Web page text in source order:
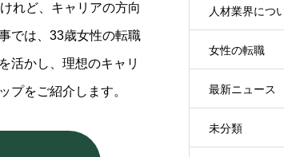
れど、キャリアの方向
では、33歳女性の転職
活かし、理想のキャリ
プをご紹介します。
人材業界につ
女性の転職
最新ニュース
未分類